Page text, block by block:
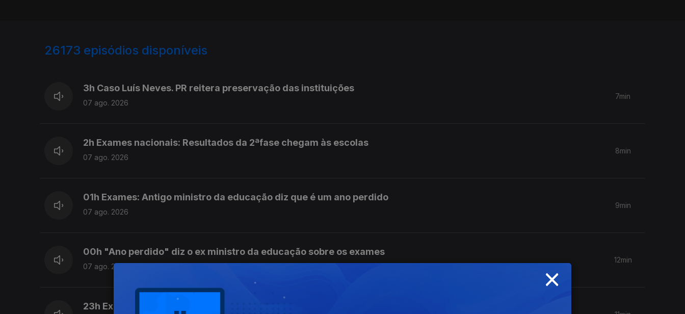
26173 episódios disponíveis
3h Caso Luís Neves. PR reitera preservação das instituições
07 ago. 2026
7min
2h Exames nacionais: Resultados da 2ªfase chegam às escolas
07 ago. 2026
8min
01h Exames: Antigo ministro da educação diz que é um ano perdido
07 ago. 2026
9min
00h "Ano perdido" diz o ex ministro da educação sobre os exames
07 ago. 2026
12min
23h Exames nacionais: Resultados da 2ªfase chegam às escolas
×